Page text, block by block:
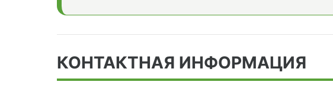
КОНТАКТНАЯ ИНФОРМАЦИЯ